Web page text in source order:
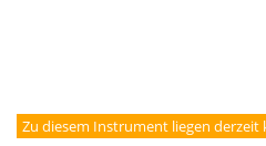
Zu diesem Instrument liegen derzeit